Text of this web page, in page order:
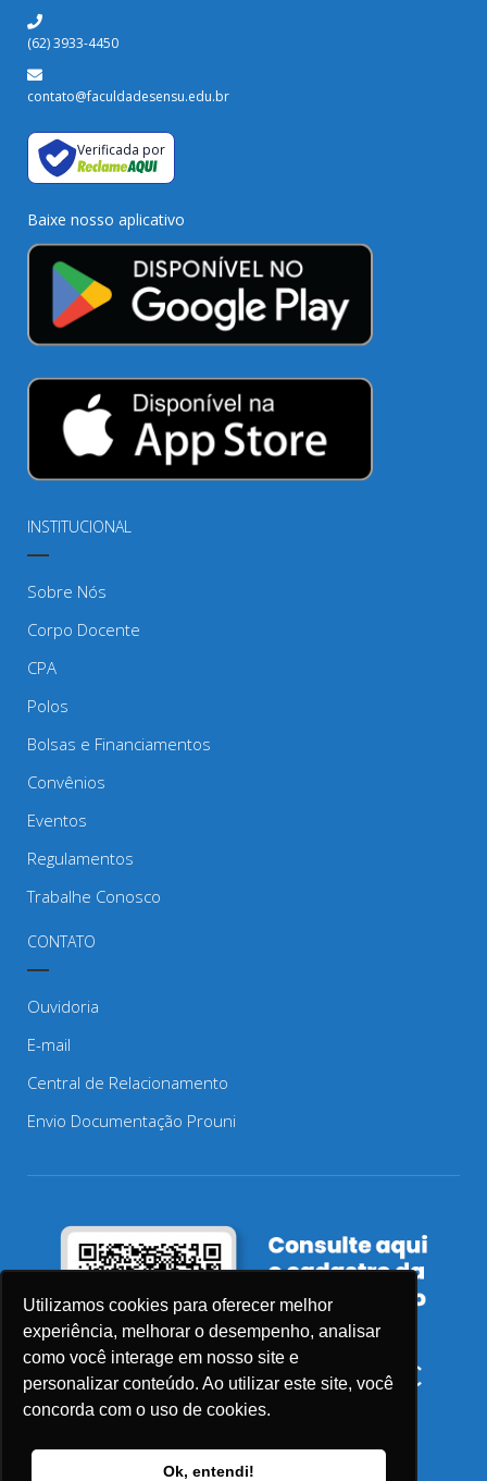
Utilizamos cookies para oferecer melhor
experiência, melhorar o desempenho, analisar
como você interage em nosso site e
personalizar conteúdo. Ao utilizar este site, você
concorda com o uso de cookies.
Ok, entendi!
(62) 3933-4450
contato@faculdadesensu.edu.br
Verificada por
Baixe nosso aplicativo
INSTITUCIONAL
Sobre Nós
Corpo Docente
CPA
Polos
Bolsas e Financiamentos
Convênios
Eventos
Regulamentos
Trabalhe Conosco
CONTATO
Ouvidoria
E-mail
Central de Relacionamento
Envio Documentação Prouni